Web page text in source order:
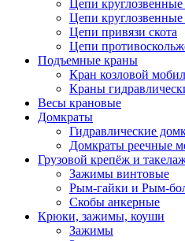
Цепи
Цепи
Цепи привязи скота
Цепи
Подъемные краны
Кран козловой
Краны
Весы крановые
Домкраты
Гидравлические
Домкраты реечные
Грузовой крепёж и
Зажимы винтовые
Рым-гайки и Рым-
Скобы анкерные
Крюки, зажимы, коуши
Зажимы